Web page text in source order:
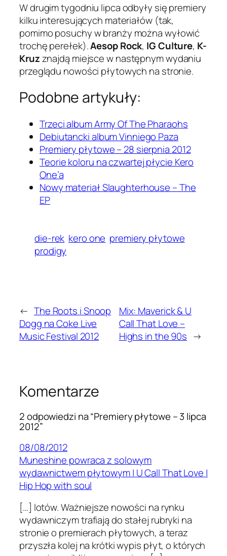
W drugim tygodniu lipca odbyły się premiery
kilku interesujących materiałów (tak,
pomimo posuchy w branży można wyłowić
trochę perełek).Aesop Rock, IG Culture, K-
Kruzznajdą miejsce w następnym wydaniu
przeglądu nowości płytowych na stronie.
Podobne artykuły:
Trzeci album Army Of The Pharaohs
Debiutancki album Vinniego Paza
Premiery płytowe – 28 sierpnia 2012
Teorie koloru na czwartej płycie Kero
One’a
Nowy materiał Slaughterhouse – The
EP
die-rek kero one premiery płytowe
prodigy
← The Roots i Snoop
Dogg na Coke Live
Music Festival 2012
Mix: Maverick & U
Call That Love –
Highs in the 90s →
Komentarze
2 odpowiedzi na “Premiery płytowe – 3 lipca
2012”
08/08/2012
Muneshine powraca z solowym
wydawnictwem płytowym | U Call That Love |
Hip Hop with soul
[…] lotów. Ważniejsze nowości na rynku
wydawniczym trafi­ają do stałej rubryki na
stronie o pre­mier­ach pły­towych, a teraz
przyszła kolej na krótki wypis płyt, o których